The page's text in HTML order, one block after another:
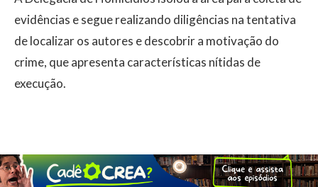
evidências e segue realizando diligências na tentativa
de localizar os autores e descobrir a motivação do
crime, que apresenta características nítidas de
execução.